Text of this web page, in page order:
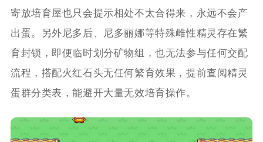
寄放培育屋也只会提示相处不太合得来，永远不会产
出蛋。另外尼多后、尼多丽娜等特殊雌性精灵存在繁
育封锁，即便临时划分矿物组，也无法参与任何交配
流程，搭配火红石头无任何繁育效果，提前查阅精灵
蛋群分类表，能避开大量无效培育操作。